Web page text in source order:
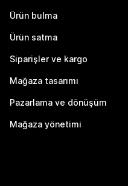
Ürün bulma
Ürün satma
Siparişler ve kargo
Mağaza tasarımı
Pazarlama ve dönüşüm
Mağaza yönetimi